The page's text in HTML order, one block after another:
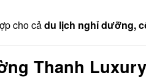
cho cảdu lịch nghỉ dưỡng,
Thanh